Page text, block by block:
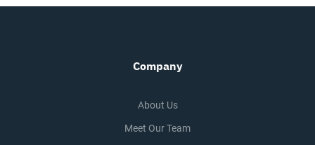
Company
About Us
Meet Our Team